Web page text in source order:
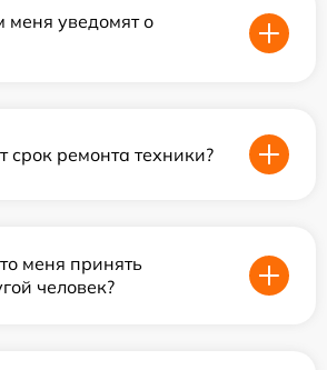
меня уведомят о
срок ремонта техники?
меня принять
человек?